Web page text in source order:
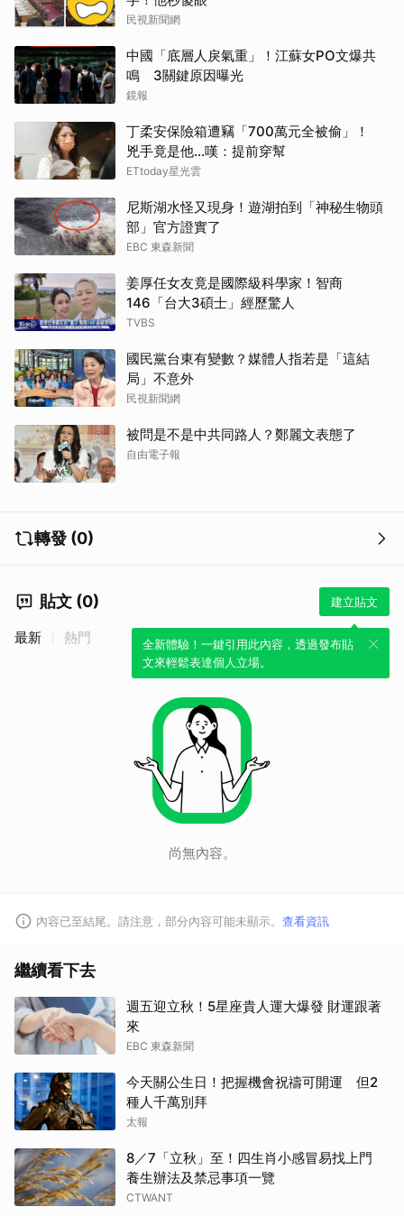
民視新聞網
中國「底層人戾氣重」！江蘇女PO文爆共
鳴 3關鍵原因曝光
鏡報
丁柔安保險箱遭竊「700萬元全被偷」！
兇手竟是他...嘆：提前穿幫
ETtoday星光雲
尼斯湖水怪又現身！遊湖拍到「神秘生物頭
部」官方證實了
EBC 東森新聞
姜厚任女友竟是國際級科學家！智商
146「台大3碩士」經歷驚人
TVBS
國民黨台東有變數？媒體人指若是「這結
局」不意外
民視新聞網
被問是不是中共同路人？鄭麗文表態了
自由電子報
轉發 (0)
貼文 (0) 建立貼文
全新體驗！一鍵引用此內容，透過發布貼
文來輕鬆表達個人立場。
最新 熱門
尚無內容。
內容已至結尾。請注意，部分內容可能未顯示。 查看資訊
繼續看下去
週五迎立秋！5星座貴人運大爆發 財運跟著
來
EBC 東森新聞
今天關公生日！把握機會祝禱可開運 但2
種人千萬別拜
太報
8／7「立秋」至！四生肖小感冒易找上門
養生辦法及禁忌事項一覽
CTWANT